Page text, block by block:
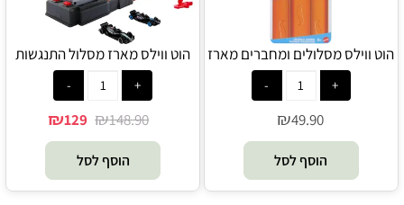
הוט ווילס מסלולים ומחברים מארז
כולל מכונית - Hot Wheels
₪49.90
הוסף לסל
הוט ווילס מארז מסלול התנגשות
הזנקה מהירה כולל שתי מכוניות
פורמולה - Hot Wheels
₪148.90
₪129
הוסף לסל